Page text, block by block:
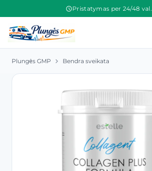
Pristatymas per 24/48 val.
Plungės GMP Bendra sveikata